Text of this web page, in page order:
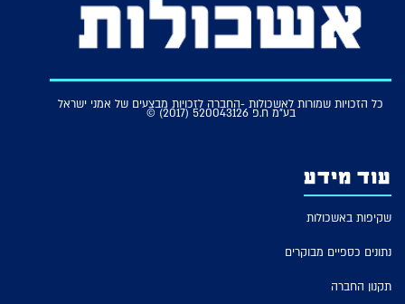
כל הזכויות שמורות לאשכולות -החברה לזכויות מבצעים של אמני ישראל
בע"מ ח.פ 520043126 (2017) ©
עוד מידע
שקיפות באשכולות
נתונים כספיים מבוקרים
תקנון החברה